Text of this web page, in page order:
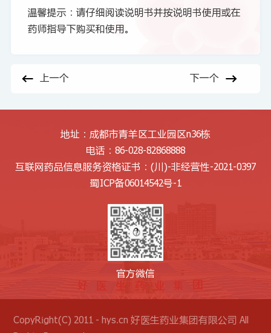
温馨提示：请仔细阅读说明书并按说明书使用或在
药师指导下购买和使用。
上一个 下一个
地址：成都市青羊区工业园区n36栋
电话：86-028-82868888
互联网药品信息服务资格证书： (川)-非经营性-2021-0397
蜀ICP备06014542号-1
官方微信
CopyRight(C) 2011 - hys.cn 好医生药业集团有限公司 All